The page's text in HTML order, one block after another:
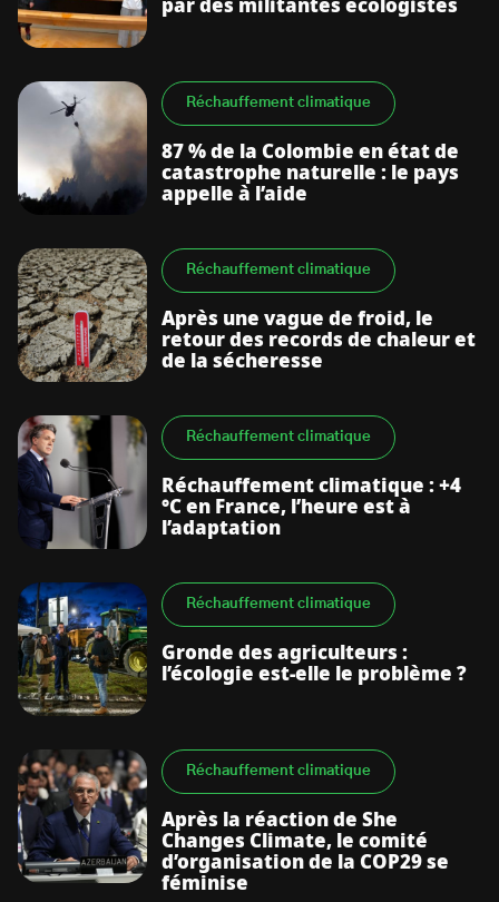
par des militantes écologistes
Réchauffement climatique
87 % de la Colombie en état de
catastrophe naturelle : le pays
appelle à l’aide
Réchauffement climatique
Après une vague de froid, le
retour des records de chaleur et
de la sécheresse
Réchauffement climatique
Réchauffement climatique : +4
°C en France, l’heure est à
l’adaptation
Réchauffement climatique
Gronde des agriculteurs :
l’écologie est-elle le problème ?
Réchauffement climatique
Après la réaction de She
Changes Climate, le comité
d’organisation de la COP29 se
féminise